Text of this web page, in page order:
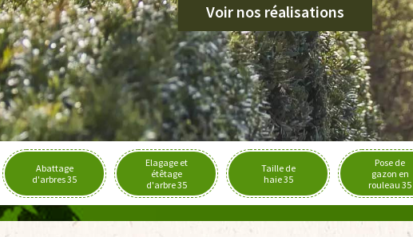
Voir nos réalisations
Abattage
d'arbres 35
Elagage et
étêtage
d'arbre 35
Taille de
haie 35
Pose de
gazon en
rouleau 35